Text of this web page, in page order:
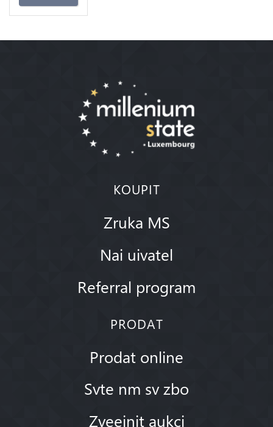
KOUPIT
Zruka MS
Nai uivatel
Referral program
PRODAT
Prodat online
Svte nm sv zbo
Zveejnit aukci